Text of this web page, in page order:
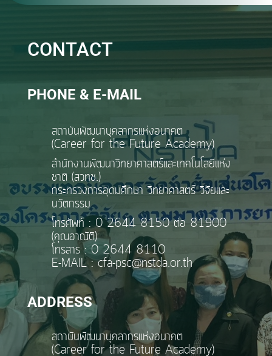
CONTACT
PHONE & E-MAIL
สถาบันพัฒนาบุคลากรแห่งอนาคต
(Career for the Future Academy)
สำนักงานพัฒนาวิทยาศาสตร์และเทคโนโลยีแห่ง
ชาติ (สวทช.)
กระทรวงการอุดมศึกษา วิทยาศาสตร์ วิจัยและ
นวัตกรรม
โทรศัพท์ : 0 2644 8150 ต่อ 81900
(คุณอาณัติ)
โทรสาร : 0 2644 8110
E-MAIL : cfa-psc@nstda.or.th
ADDRESS
สถาบันพัฒนาบุคลากรแห่งอนาคต
(Career for the Future Academy)